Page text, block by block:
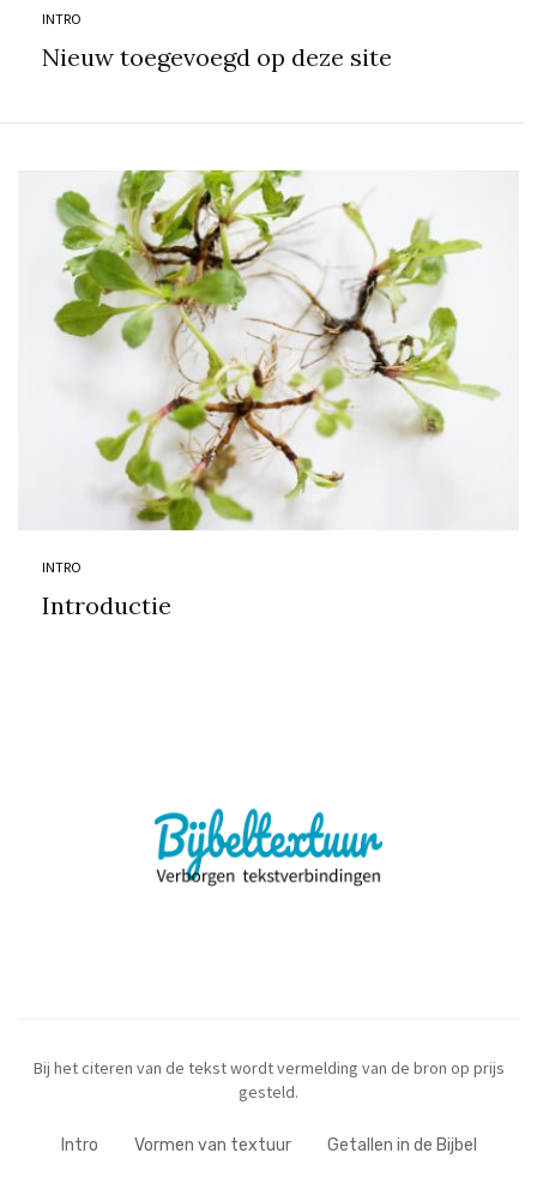
INTRO
Nieuw toegevoegd op deze site
INTRO
Introductie
Bij het citeren van de tekst wordt vermelding van de bron op prijs
gesteld.
Intro Vormen van textuur Getallen in de Bijbel